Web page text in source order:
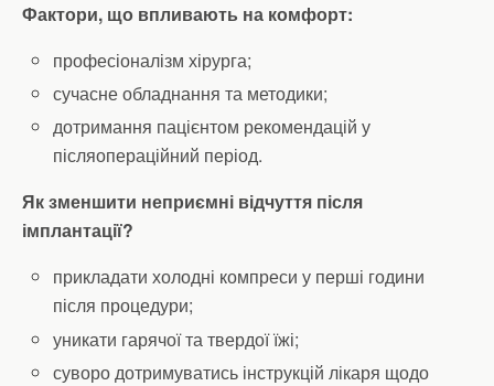
Фактори, що впливають на комфорт:
професіоналізм хірурга;
сучасне обладнання та методики;
дотримання пацієнтом рекомендацій у
післяопераційний період.
Як зменшити неприємні відчуття після
імплантації?
прикладати холодні компреси у перші години
після процедури;
уникати гарячої та твердої їжі;
суворо дотримуватись інструкцій лікаря щодо